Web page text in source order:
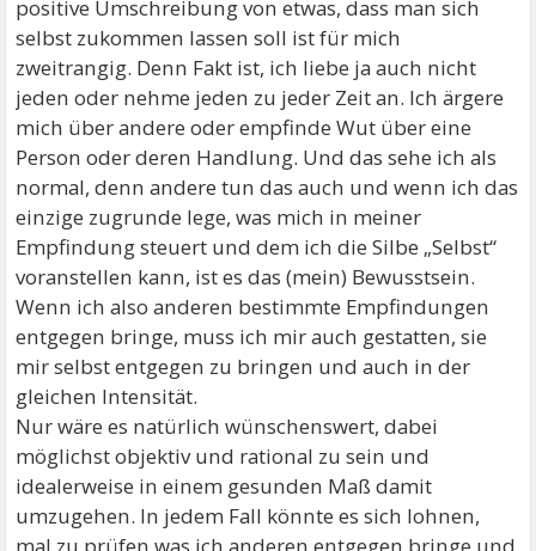
positive Umschreibung von etwas, dass man sich
selbst zukommen lassen soll ist für mich
zweitrangig. Denn Fakt ist, ich liebe ja auch nicht
jeden oder nehme jeden zu jeder Zeit an. Ich ärgere
mich über andere oder empfinde Wut über eine
Person oder deren Handlung. Und das sehe ich als
normal, denn andere tun das auch und wenn ich das
einzige zugrunde lege, was mich in meiner
Empfindung steuert und dem ich die Silbe „Selbst“
voranstellen kann, ist es das (mein) Bewusstsein.
Wenn ich also anderen bestimmte Empfindungen
entgegen bringe, muss ich mir auch gestatten, sie
mir selbst entgegen zu bringen und auch in der
gleichen Intensität.
Nur wäre es natürlich wünschenswert, dabei
möglichst objektiv und rational zu sein und
idealerweise in einem gesunden Maß damit
umzugehen. In jedem Fall könnte es sich lohnen,